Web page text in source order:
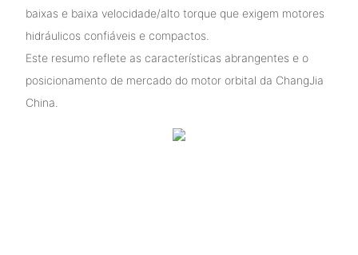
baixas e baixa velocidade/alto torque que exigem motores
hidráulicos confiáveis ​​e compactos.
Este resumo reflete as características abrangentes e o
posicionamento de mercado do motor orbital da ChangJia
China.